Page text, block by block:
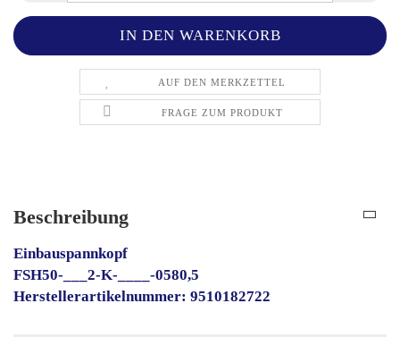
AUF DEN MERKZETTEL
FRAGE ZUM PRODUKT
Beschreibung
Einbauspannkopf
FSH50-___2-K-____-0580,5
Herstellerartikelnummer: 9510182722